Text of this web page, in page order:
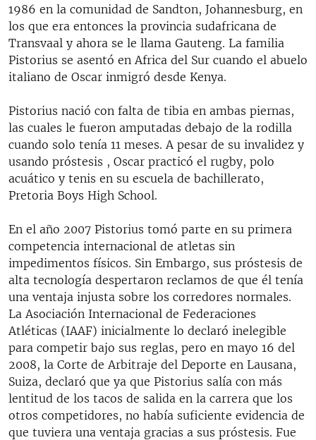
1986 en la comunidad de Sandton, Johannesburg, en
los que era entonces la provincia sudafricana de
Transvaal y ahora se le llama Gauteng. La familia
Pistorius se asentó en Africa del Sur cuando el abuelo
italiano de Oscar inmigró desde Kenya.
Pistorius nació con falta de tibia en ambas piernas,
las cuales le fueron amputadas debajo de la rodilla
cuando solo tenía 11 meses. A pesar de su invalidez y
usando próstesis , Oscar practicó el rugby, polo
acuático y tenis en su escuela de bachillerato,
Pretoria Boys High School.
En el año 2007 Pistorius tomó parte en su primera
competencia internacional de atletas sin
impedimentos físicos. Sin Embargo, sus próstesis de
alta tecnología despertaron reclamos de que él tenía
una ventaja injusta sobre los corredores normales.
La Asociación Internacional de Federaciones
Atléticas (IAAF) inicialmente lo declaró inelegible
para competir bajo sus reglas, pero en mayo 16 del
2008, la Corte de Arbitraje del Deporte en Lausana,
Suiza, declaró que ya que Pistorius salía con más
lentitud de los tacos de salida en la carrera que los
otros competidores, no había suficiente evidencia de
que tuviera una ventaja gracias a sus próstesis. Fue